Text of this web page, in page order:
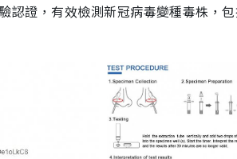
認證，有效檢測新冠病毒變種毒株，